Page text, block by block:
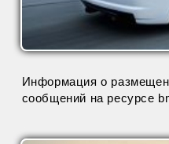
Информация о
сообщений на ресурсе